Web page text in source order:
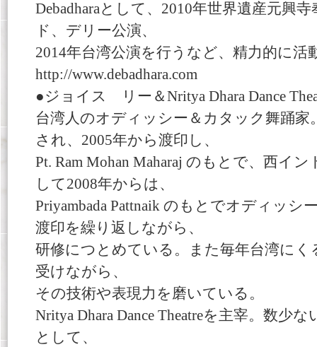
Debadharaとして、2010年世界遺産元興
ド、デリー公演、
2014年台湾公演を行うなど、精力的に活
http://www.debadhara.com
●ジョイス リー＆Nritya Dhara Dance
台湾人のオディッシー＆カタック舞踊
され、2005年から渡印し、
Pt. Ram Mohan Maharaj のもとで、西イ
して2008年からは、
Priyambada Pattnaik のもとでオディッシ
渡印を繰り返しながら、
研修につとめている。また毎年台湾にく
受けながら、
その技術や表現力を磨いている。
Nritya Dhara Dance Theatreを主宰。数少
として、